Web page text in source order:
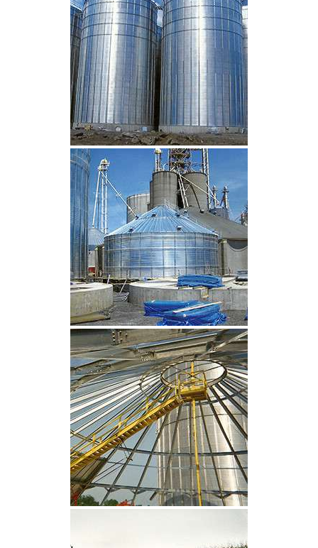
CLIQUEZ POUR AGRANDIR
CLIQUEZ POUR AGRANDIR
CLIQUEZ POUR AGRANDIR